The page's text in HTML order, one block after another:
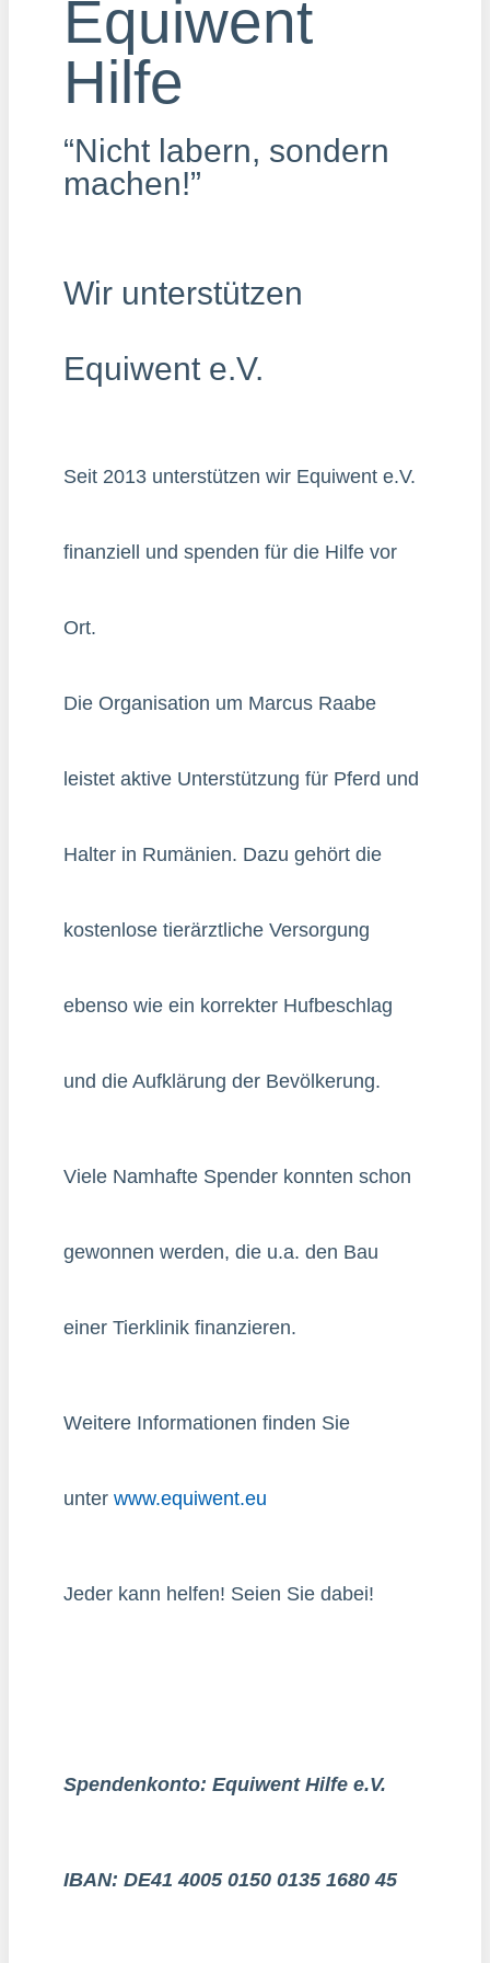
Equiwent
Hilfe
“Nicht labern, sondern
machen!”
Wir unterstützen
Equiwent e.V.
Seit 2013 unterstützen wir Equiwent e.V.
finanziell und spenden für die Hilfe vor
Ort.
Die Organisation um Marcus Raabe
leistet aktive Unterstützung für Pferd und
Halter in Rumänien. Dazu gehört die
kostenlose tierärztliche Versorgung
ebenso wie ein korrekter Hufbeschlag
und die Aufklärung der Bevölkerung.
Viele Namhafte Spender konnten schon
gewonnen werden, die u.a. den Bau
einer Tierklinik finanzieren.
Weitere Informationen finden Sie
unter www.equiwent.eu
Jeder kann helfen! Seien Sie dabei!
Spendenkonto: Equiwent Hilfe e.V.
IBAN: DE41 4005 0150 0135 1680 45